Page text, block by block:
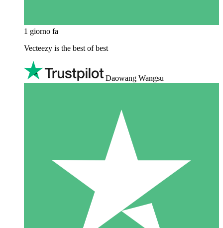
1 giorno fa
Vecteezy is the best of best
Daowang Wangsu